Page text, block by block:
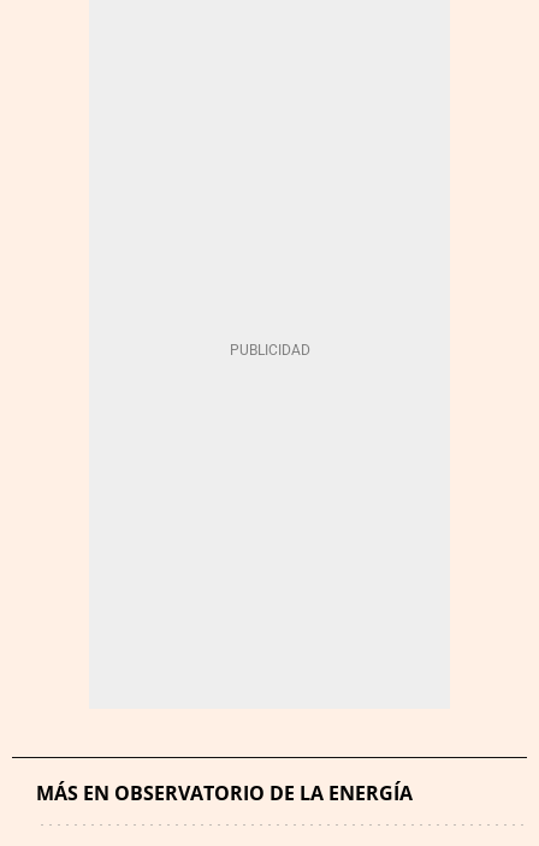
MÁS EN OBSERVATORIO DE LA ENERGÍA